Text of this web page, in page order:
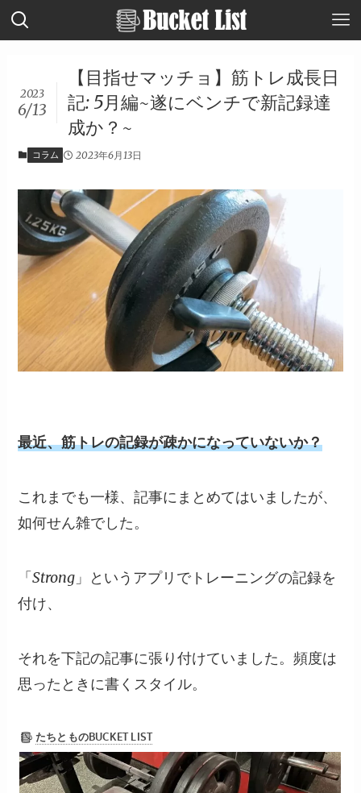
【目指せマッチョ】筋トレ成長日
記: 5月編~遂にベンチで新記録達
成か？~
2023
6/13
コラム 2023年6月13日
最近、筋トレの記録が疎かになっていないか？
これまでも一様、記事にまとめてはいましたが、
如何せん雑でした。
「Strong」というアプリでトレーニングの記録を
付け、
それを下記の記事に張り付けていました。頻度は
思ったときに書くスタイル。